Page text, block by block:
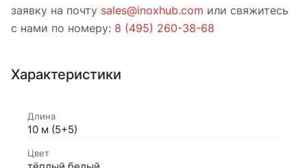
заявку на почту sales@inoxhub.com или свяжитесь
с нами по номеру: 8 (495) 260-38-68
Характеристики
Длина
10 м (5+5)
Цвет